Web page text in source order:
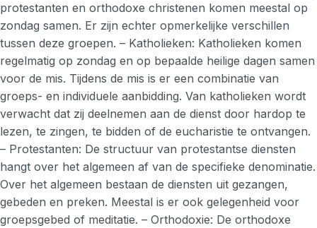
protestanten en orthodoxe christenen komen meestal op
zondag samen. Er zijn echter opmerkelijke verschillen
tussen deze groepen. – Katholieken: Katholieken komen
regelmatig op zondag en op bepaalde heilige dagen samen
voor de mis. Tijdens de mis is er een combinatie van
groeps- en individuele aanbidding. Van katholieken wordt
verwacht dat zij deelnemen aan de dienst door hardop te
lezen, te zingen, te bidden of de eucharistie te ontvangen.
– Protestanten: De structuur van protestantse diensten
hangt over het algemeen af van de specifieke denominatie.
Over het algemeen bestaan de diensten uit gezangen,
gebeden en preken. Meestal is er ook gelegenheid voor
groepsgebed of meditatie. – Orthodoxie: De orthodoxe